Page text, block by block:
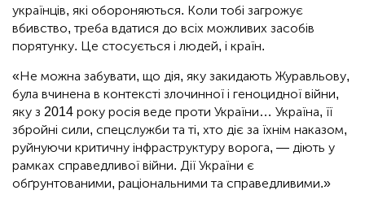
українців, які обороняються. Коли тобі загрожує
вбивство, треба вдатися до всіх можливих засобів
порятунку. Це стосується і людей, і країн.
«Не можна забувати, що дія, яку закидають Журавльову,
була вчинена в контексті злочинної і геноцидної війни,
яку з 2014 року росія веде проти України… Україна, її
збройні сили, спецслужби та ті, хто діє за їхнім наказом,
руйнуючи критичну інфраструктуру ворога, — діють у
рамках справедливої війни. Дії України є
обґрунтованими, раціональними та справедливими.»